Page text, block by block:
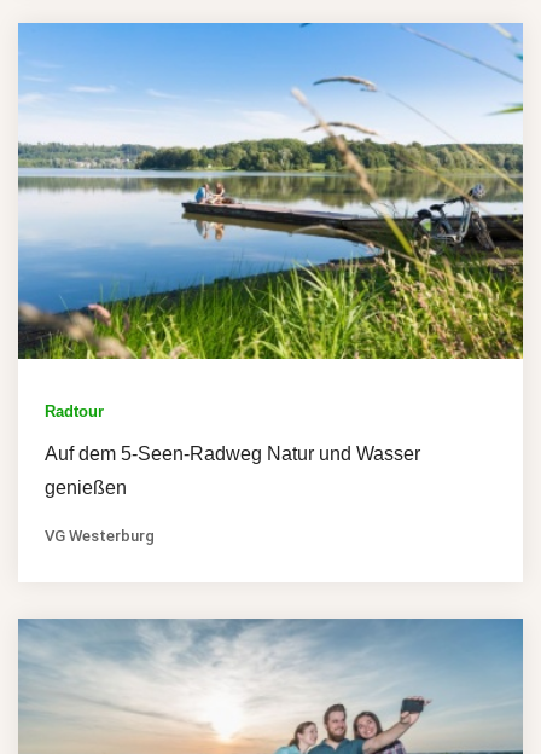
Radtour
Auf dem 5-Seen-Radweg Natur und Wasser
genießen
VG Westerburg